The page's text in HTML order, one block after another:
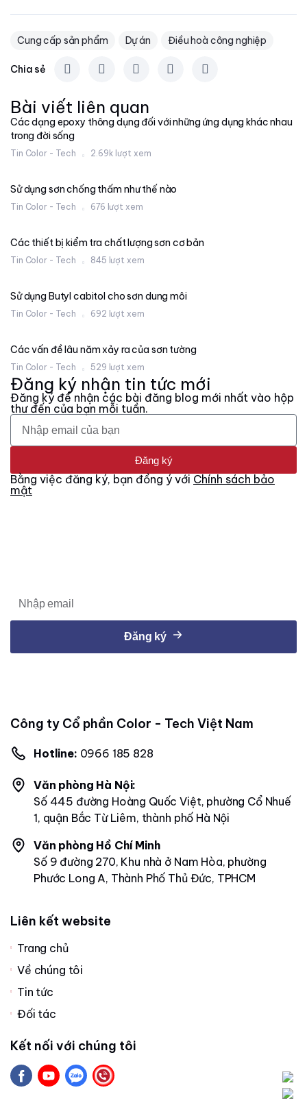
Cung cấp sản phẩm Dự án Điều hoà công nghiệp
Chia sẻ
Bài viết liên quan
Các dạng epoxy thông dụng đối với những ứng dụng khác nhau
trong đời sống
Tin Color - Tech 2.69k lượt xem
Sử dụng sơn chống thấm như thế nào
Tin Color - Tech 676 lượt xem
Các thiết bị kiểm tra chất lượng sơn cơ bản
Tin Color - Tech 845 lượt xem
Sử dụng Butyl cabitol cho sơn dung môi
Tin Color - Tech 692 lượt xem
Các vấn đề lâu năm xảy ra của sơn tường
Tin Color - Tech 529 lượt xem
Đăng ký nhận tin tức mới
Đăng ký để nhận các bài đăng blog mới nhất vào hộp
thư đến của bạn mỗi tuần.
Đăng ký
Bằng việc đăng ký, bạn đồng ý với Chính sách bảo
mật
Đăng ký
Công ty Cổ phần Color - Tech Việt Nam
Hotline: 0966 185 828
Văn phòng Hà Nội:
Số 445 đường Hoàng Quốc Việt, phường Cổ Nhuế
1, quận Bắc Từ Liêm, thành phố Hà Nội
Văn phòng Hồ Chí Minh
Số 9 đường 270, Khu nhà ở Nam Hòa, phường
Phước Long A, Thành Phố Thủ Đức, TPHCM
Liên kết website
Trang chủ
Về chúng tôi
Tin tức
Đối tác
Kết nối với chúng tôi